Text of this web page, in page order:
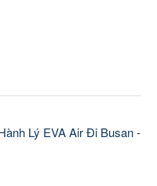
Lý EVA Air Đi Busan -